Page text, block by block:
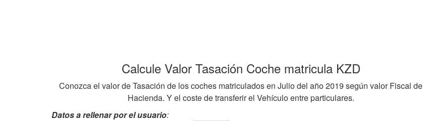
Calcule Valor Tasación Coche matricula KZD
Conozca el valor de Tasación de los coches matriculados en Julio del año 2019 según valor Fiscal de
Hacienda. Y el coste de transferir el Vehículo entre particulares.
Datos a rellenar por el usuario: